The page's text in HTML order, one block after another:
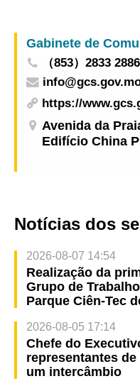
continuar a
nacional
Gabinete de
（853）2833 2886
https://
Avenida da
Edifício China
Notícias dos
2026-08-07 14:54
Realização da
Grupo de
Parque Ciên-Tec
2026-08-05 17:14
Chefe do
representantes
um intercâmbio